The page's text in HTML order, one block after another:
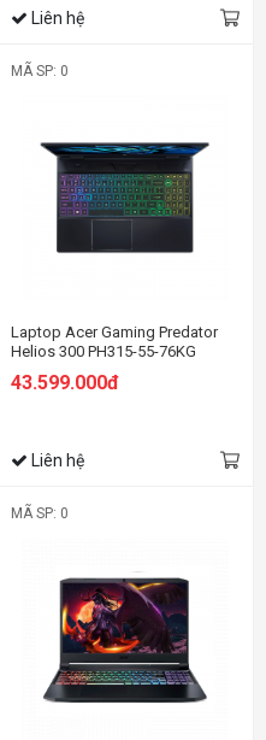
Liên hệ
MÃ SP: 0
Laptop Acer Gaming Predator
Helios 300 PH315-55-76KG
(NH.QGPSV.001) (i7
12700H/16GB RAM/512GB
43.599.000đ
Liên hệ
MÃ SP: 0